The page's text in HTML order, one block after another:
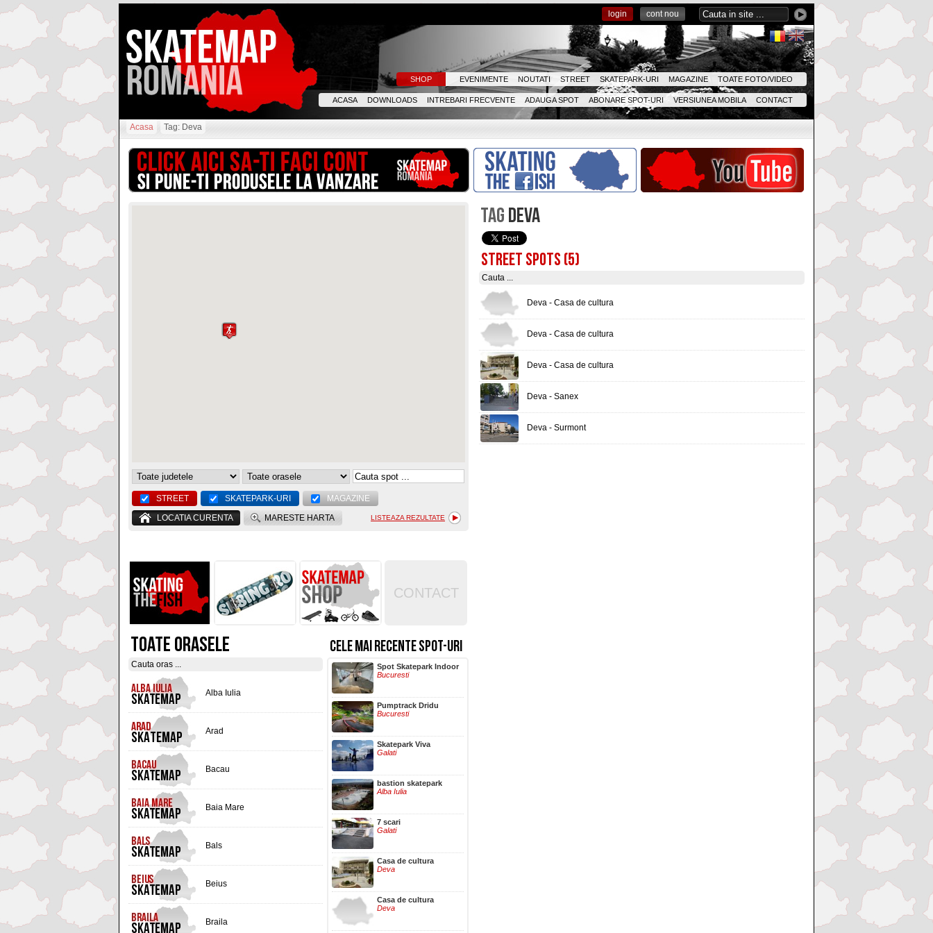
login cont nou
SHOP EVENIMENTE NOUTATI STREET SKATEPARK-URI MAGAZINE TOATE FOTO/VIDEO
ACASA DOWNLOADS INTREBARI FRECVENTE ADAUGA SPOT ABONARE SPOT-URI VERSIUNEA MOBILA CONTACT
Acasa Tag: Deva
STREET SKATEPARK-URI
MAGAZINE
LOCATIA CURENTA
MARESTE HARTA LISTEAZA REZULTATE
CONTACT
TOATE ORASELE
Alba Iulia
Arad
Bacau
Baia Mare
Bals
Beius
Braila
CELE MAI RECENTE SPOT-URI
Spot Skatepark Indoor
Bucuresti
Pumptrack Dridu
Bucuresti
Skatepark Viva
Galati
bastion skatepark
Alba Iulia
7 scari
Galati
Casa de cultura
Deva
Casa de cultura
Deva
TAGDEVA
STREET SPOTS (5)
Deva - Casa de cultura
Deva - Casa de cultura
Deva - Casa de cultura
Deva - Sanex
Deva - Surmont